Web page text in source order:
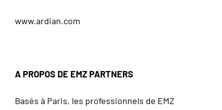
www.ardian.com
A PROPOS DE EMZ PARTNERS
Basés à Paris, les professionnels de EMZ